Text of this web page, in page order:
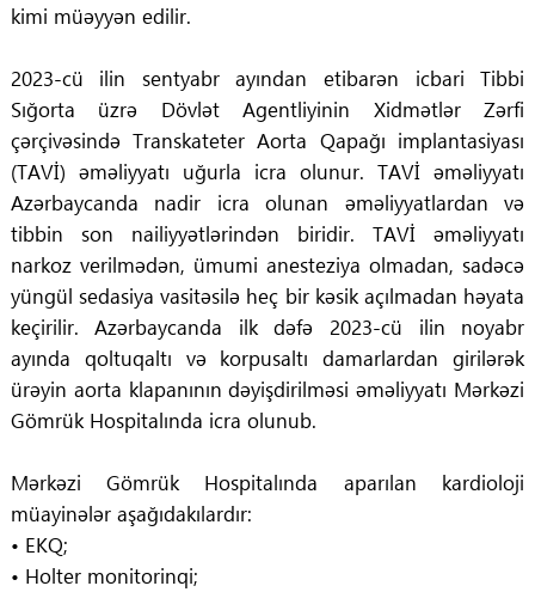
kimi müəyyən edilir.
2023-cü ilin sentyabr ayından etibarən icbari Tibbi
Sığorta üzrə Dövlət Agentliyinin Xidmətlər Zərfi
çərçivəsində Transkateter Aorta Qapağı implantasiyası
(TAVİ) əməliyyatı uğurla icra olunur. TAVİ əməliyyatı
Azərbaycanda nadir icra olunan əməliyyatlardan və
tibbin son nailiyyətlərindən biridir. TAVİ əməliyyatı
narkoz verilmədən, ümumi anesteziya olmadan, sadəcə
yüngül sedasiya vasitəsilə heç bir kəsik açılmadan həyata
keçirilir. Azərbaycanda ilk dəfə 2023-cü ilin noyabr
ayında qoltuqaltı və korpusaltı damarlardan girilərək
ürəyin aorta klapanının dəyişdirilməsi əməliyyatı Mərkəzi
Gömrük Hospitalında icra olunub.
Mərkəzi Gömrük Hospitalında aparılan kardioloji
müayinələr aşağıdakılardır:
• EKQ;
• Holter monitorinqi;